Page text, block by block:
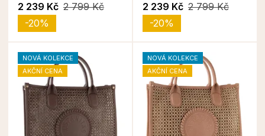
2 239 Kč 2 799 Kč
-20%
2 239 Kč 2 799 Kč
-20%
NOVÁ KOLEKCE
AKČNÍ CENA
NOVÁ KOLEKCE
AKČNÍ CENA